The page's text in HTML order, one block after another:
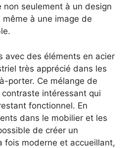
seulement à un design
à une image de
avec des éléments en acier
très apprécié dans les
porter. Ce mélange de
intéressant qui
fonctionnel. En
dans le mobilier et les
de créer un
fois moderne et accueillant,